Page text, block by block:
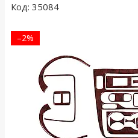
35084
–2%